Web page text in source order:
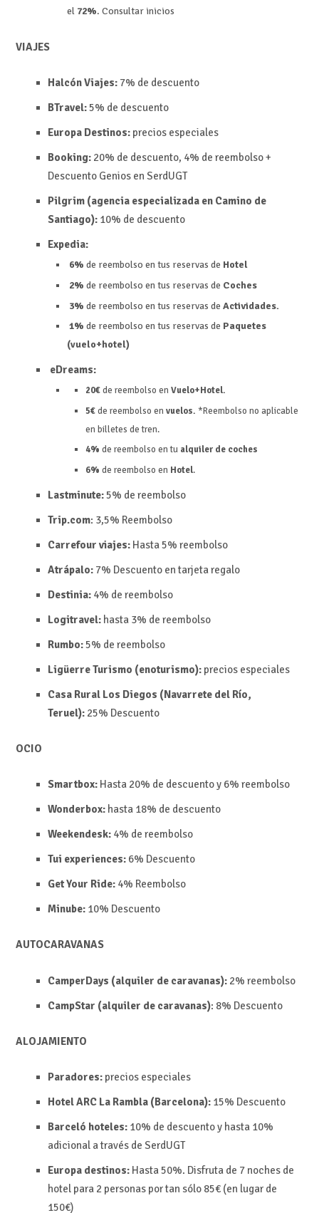
el 72%. Consultar inicios
VIAJES
Halcón Viajes:7% de descuento
BTravel:5% de descuento
Europa Destinos:precios especiales
Booking:20% de descuento, 4% de reembolso +
Descuento Genios en SerdUGT
Pilgrim (agencia especializada en Camino de
Santiago):10% de descuento
Expedia:
6% de reembolso en tus reservas de Hotel
2% de reembolso en tus reservas de Coches
3% de reembolso en tus reservas deActividades.
1%de reembolso en tus reservas de Paquetes
(vuelo+hotel)
eDreams:
20€de reembolso en Vuelo+Hotel.
5€de reembolso en vuelos. *Reembolso no aplicable
en billetes de tren.
4% de reembolso en tu alquiler de coches
6% de reembolso en Hotel.
Lastminute:5% de reembolso
Trip.com: 3,5% Reembolso
Carrefour viajes: Hasta 5% reembolso
Atrápalo: 7% Descuento en tarjeta regalo
Destinia:4% de reembolso
Logitravel:hasta 3% de reembolso
Rumbo:5% de reembolso
Ligüerre Turismo (enoturismo):precios especiales
Casa Rural Los Diegos (Navarrete del Río,
Teruel):25% Descuento
OCIO
Smartbox: Hasta 20% de descuento y 6% reembolso
Wonderbox:hasta 18% de descuento
Weekendesk:4% de reembolso
Tui experiences: 6% Descuento
Get Your Ride: 4% Reembolso
Minube: 10% Descuento
AUTOCARAVANAS
CamperDays (alquiler de caravanas): 2% reembolso
CampStar (alquiler de caravanas): 8% Descuento
ALOJAMIENTO
Paradores:precios especiales
Hotel ARC La Rambla (Barcelona): 15% Descuento
Barceló hoteles:10% de descuento y hasta 10%
adicional a través de SerdUGT
Europa destinos:Hasta50%. Disfruta de 7 noches de
hotel para 2 personas por tan sólo 85€ (en lugar de
150€)